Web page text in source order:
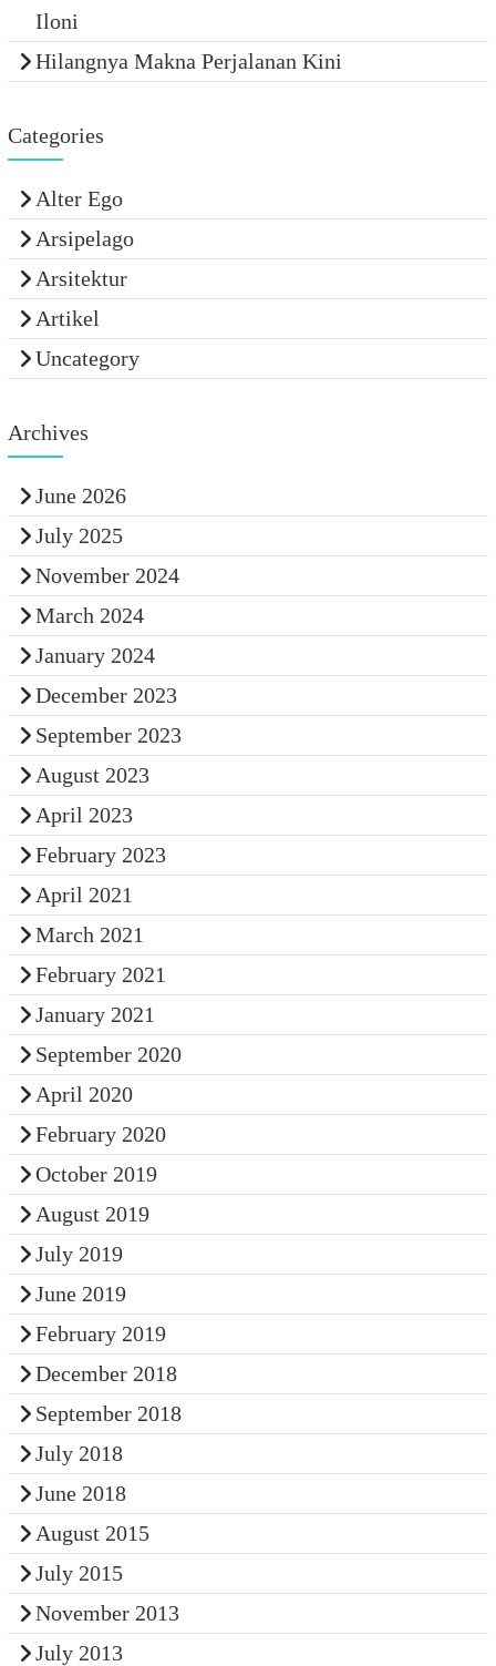
Iloni
Hilangnya Makna Perjalanan Kini
Categories
Alter Ego
Arsipelago
Arsitektur
Artikel
Uncategory
Archives
June 2026
July 2025
November 2024
March 2024
January 2024
December 2023
September 2023
August 2023
April 2023
February 2023
April 2021
March 2021
February 2021
January 2021
September 2020
April 2020
February 2020
October 2019
August 2019
July 2019
June 2019
February 2019
December 2018
September 2018
July 2018
June 2018
August 2015
July 2015
November 2013
July 2013